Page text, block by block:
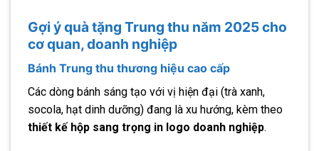
Gợi ý quà tặng Trung thu năm 2025 cho
cơ quan, doanh nghiệp
Bánh Trung thu thương hiệu cao cấp
Các dòng bánh sáng tạo với vị hiện đại (trà xanh,
socola, hạt dinh dưỡng) đang là xu hướng, kèm theo
thiết kế hộp sang trọng in logo doanh nghiệp.